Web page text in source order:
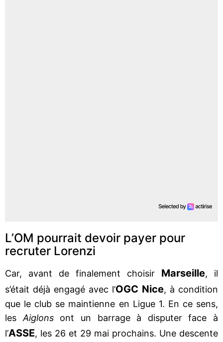
L’OM pourrait devoir payer pour
recruter Lorenzi
Car, avant de finalement choisir Marseille, il
s’était déjà engagé avec l’OGC Nice, à condition
que le club se maintienne en Ligue 1. En ce sens,
les Aiglonsont un barrage à disputer face à
l’ASSE, les 26 et 29 mai prochains. Une descente